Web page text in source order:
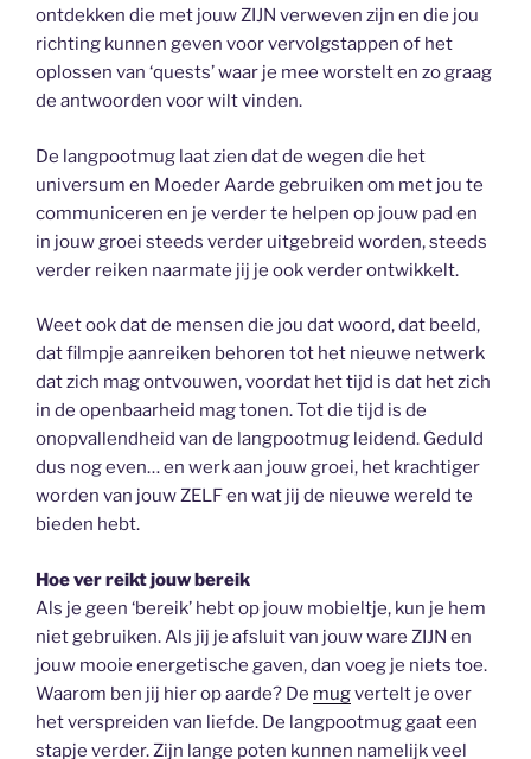
ontdekken die met jouw ZIJN verweven zijn en die jou
richting kunnen geven voor vervolgstappen of het
oplossen van ‘quests’ waar je mee worstelt en zo graag
de antwoorden voor wilt vinden.
De langpootmug laat zien dat de wegen die het
universum en Moeder Aarde gebruiken om met jou te
communiceren en je verder te helpen op jouw pad en
in jouw groei steeds verder uitgebreid worden, steeds
verder reiken naarmate jij je ook verder ontwikkelt.
Weet ook dat de mensen die jou dat woord, dat beeld,
dat filmpje aanreiken behoren tot het nieuwe netwerk
dat zich mag ontvouwen, voordat het tijd is dat het zich
in de openbaarheid mag tonen. Tot die tijd is de
onopvallendheid van de langpootmug leidend. Geduld
dus nog even… en werk aan jouw groei, het krachtiger
worden van jouw ZELF en wat jij de nieuwe wereld te
bieden hebt.
Hoe ver reikt jouw bereik
Als je geen ‘bereik’ hebt op jouw mobieltje, kun je hem
niet gebruiken. Als jij je afsluit van jouw ware ZIJN en
jouw mooie energetische gaven, dan voeg je niets toe.
Waarom ben jij hier op aarde? De mugvertelt je over
het verspreiden van liefde. De langpootmug gaat een
stapje verder. Zijn lange poten kunnen namelijk veel